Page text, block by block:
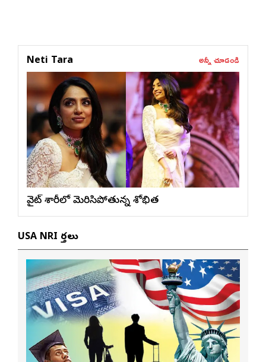
Neti Tara అన్నీ చూడండి
వైట్ శారీలో మెరిసిపోతున్న శోభిత
USA NRI వార్తలు